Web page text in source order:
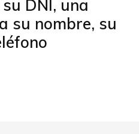
DNI, una
su nombre, su